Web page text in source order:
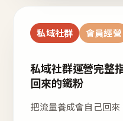
私域社群 會員經營
私域社群運營完整
回來的鐵粉
把流量養成會自己回